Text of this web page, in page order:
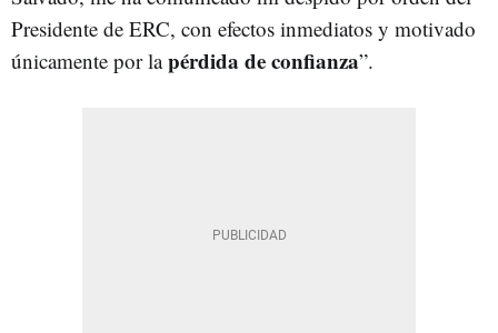
Presidente de ERC, con efectos inmediatos y motivado
únicamente por lapérdida de confianza”.